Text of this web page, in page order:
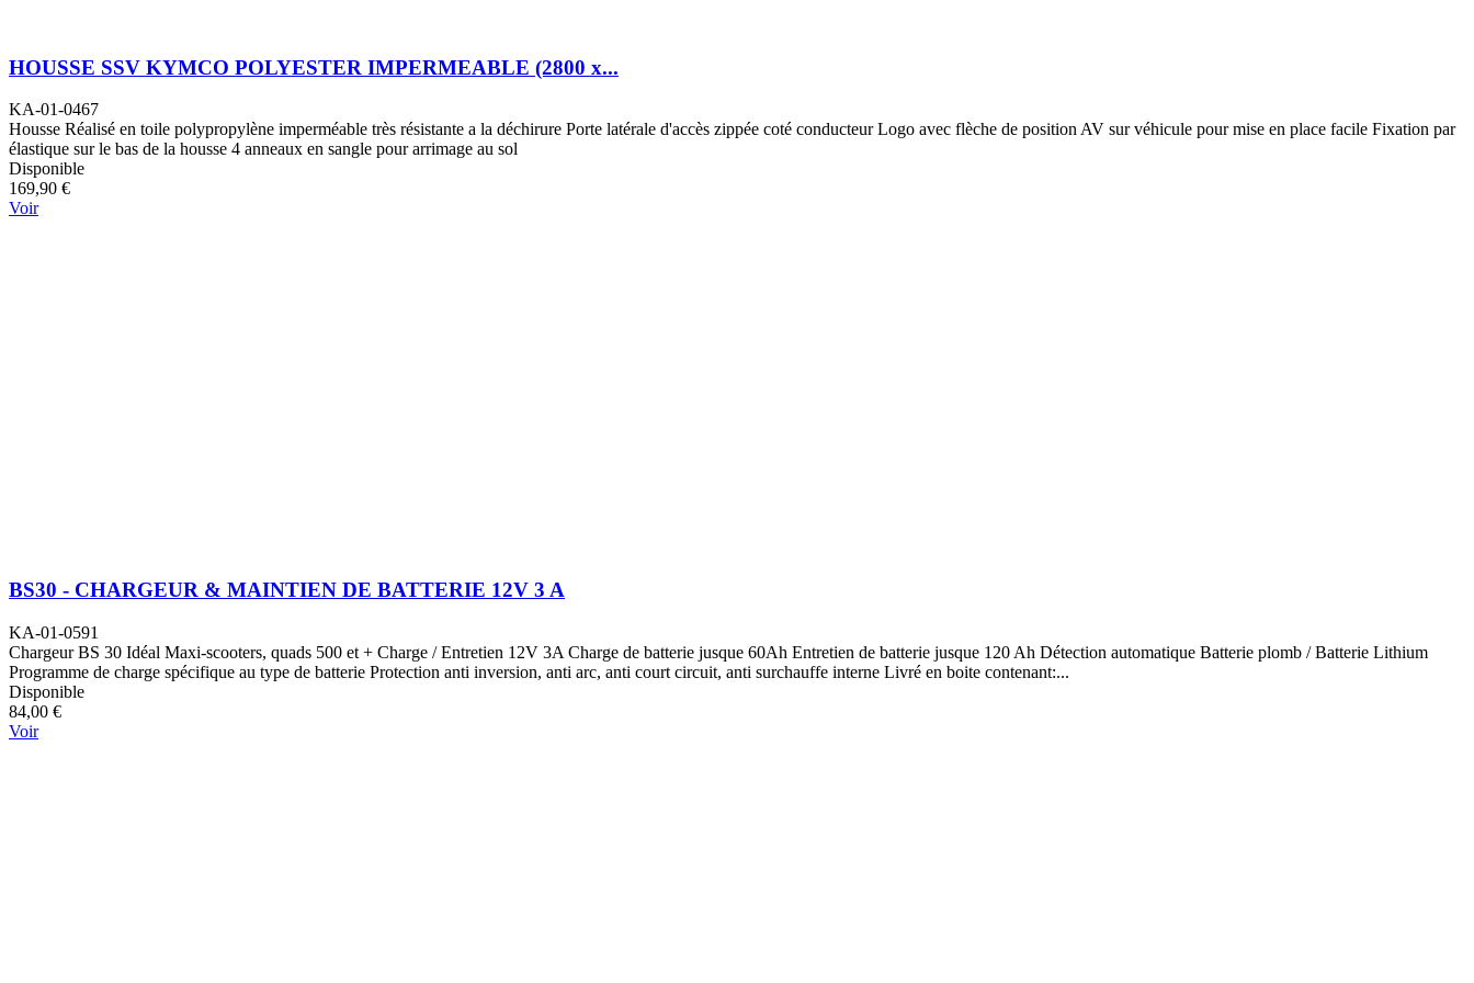
HOUSSE SSV KYMCO POLYESTER IMPERMEABLE (2800 x...
KA-01-0467
Housse Réalisé en toile polypropylène imperméable très résistante a la déchirure Porte latérale d'accès zippée coté conducteur Logo avec flèche de position AV sur véhicule pour mise en place facile Fixation par
élastique sur le bas de la housse 4 anneaux en sangle pour arrimage au sol
Disponible
169,90 €
Voir
BS30 - CHARGEUR & MAINTIEN DE BATTERIE 12V 3 A
KA-01-0591
Chargeur BS 30 Idéal Maxi-scooters, quads 500 et + Charge / Entretien 12V 3A Charge de batterie jusque 60Ah Entretien de batterie jusque 120 Ah Détection automatique Batterie plomb / Batterie Lithium
Programme de charge spécifique au type de batterie Protection anti inversion, anti arc, anti court circuit, anti surchauffe interne Livré en boite contenant:...
Disponible
84,00 €
Voir